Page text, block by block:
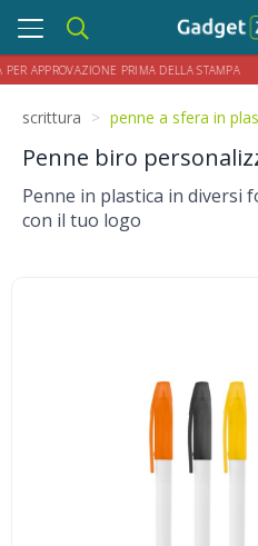
PRIMA DELLA STAMPA
Toggle
navigation
scrittura penne a sfera in
Penne biro
Penne in plastica in diversi
con il tuo logo